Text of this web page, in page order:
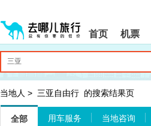
shift+enter
哪
网
智
您
网
站
导
首页 机票
您
网
站
导
当地人 > 三亚自由行 的搜索结果页
全部 用车服务 当地咨询